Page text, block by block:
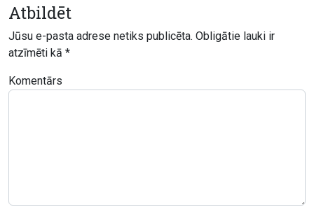
Atbildēt
Jūsu e-pasta adrese netiks publicēta. Obligātie lauki ir
atzīmēti kā *
Komentārs